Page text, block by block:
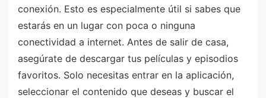
conexión. Esto es especialmente útil si sabes que
estarás en un lugar con poca o ninguna
conectividad a internet. Antes de salir de casa,
asegúrate de descargar tus películas y episodios
favoritos. Solo necesitas entrar en la aplicación,
seleccionar el contenido que deseas y buscar el